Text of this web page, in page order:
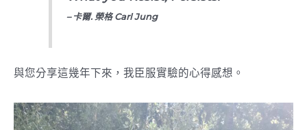
– 卡爾. 榮格Carl Jung
與您分享這幾年下來，我臣服實驗的心得感想。